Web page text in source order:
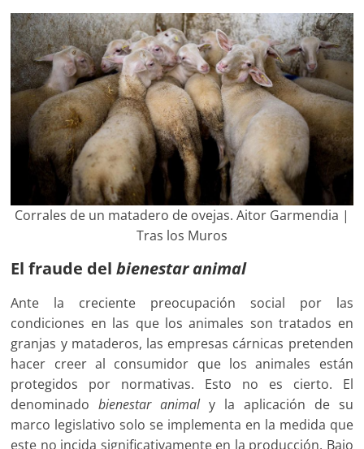
Corrales de un matadero de ovejas. Aitor Garmendia |
Tras los Muros
El fraude delbienestar animal
Ante la creciente preocupación social por las
condiciones en las que los animales son tratados en
granjas y mataderos, las empresas cárnicas pretenden
hacer creer al consumidor que los animales están
protegidos por normativas. Esto no es cierto. El
denominadobienestar animaly la aplicación de su
marco legislativo solo se implementa en la medida que
este no incida significativamente en la producción. Bajo